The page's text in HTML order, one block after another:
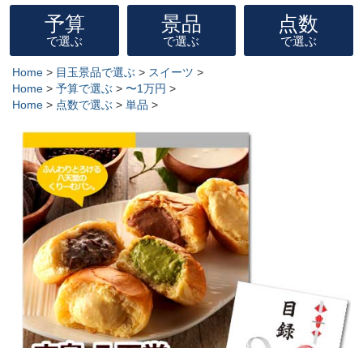
予算
で選ぶ
景品
で選ぶ
点数
で選ぶ
Home > 目玉景品で選ぶ > スイーツ >
Home > 予算で選ぶ > 〜1万円 >
Home > 点数で選ぶ > 単品 >